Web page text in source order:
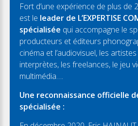
Fort d’une expérience de plus de
est le leader de L’EXPERTISE
spécialisée qui accompagne le
producteurs et éditeurs
cinéma et l’audiovisuel, les
interprètes, les freelances, le jeu
multimédia….
Une reconnaissance officielle
spécialisée :